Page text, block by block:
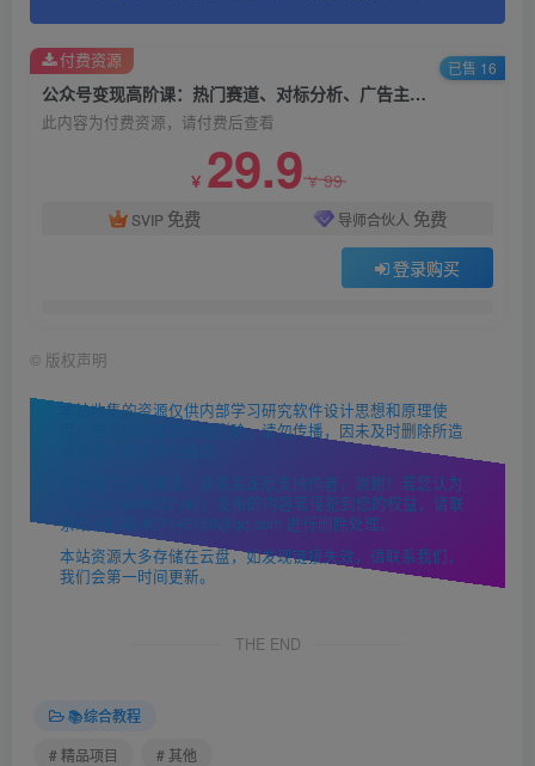
公众号变现高阶课：热门赛道、对标分析、广告主变现流程、矩阵玩法
此内容为付费资源，请付费后查看
￥ 29.9￥99
SVIP 免费 导师合伙人 免费
登录购买
付费资源 已售 16
© 版权声明
本站收集的资源仅供内部学习研究软件设计思想和原理使
用，学习研究后请自觉删除，请勿传播，因未及时删除所造
如果用于其他用途，请购买正版支持作者，谢谢！若您认为
「https://mc9527.cn/」发布的内容若侵犯到您的权益，请联
系站长邮箱:907146180@qq.com 进行删除处理。
本站资源大多存储在云盘，如发现链接失效，请联系我们，
我们会第一时间更新。
THE END
📚综合教程
# 精品项目
# 其他